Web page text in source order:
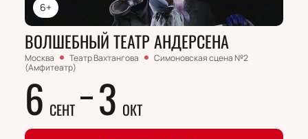
6+
ВОЛШЕБНЫЙ ТЕАТР АНДЕРСЕНА
Москва Театр Вахтангова
Симоновская сцена №2
(Амфитеатр)
6 СЕНТ 3 ОКТ